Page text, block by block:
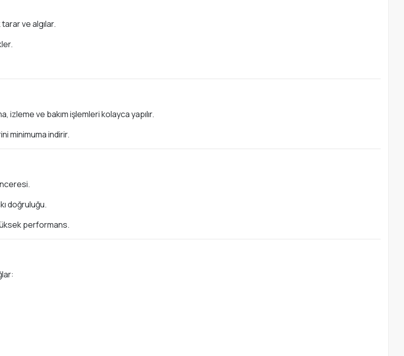
tarar ve algılar.
izleme ve bakım işlemleri kolayca yapılır.
minimuma indirir.
doğruluğu.
performans.